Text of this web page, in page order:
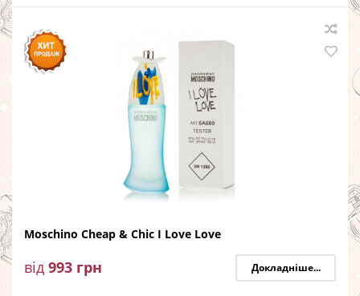
Moschino Cheap & Chic I Love Love
від 993 грн Докладніше...